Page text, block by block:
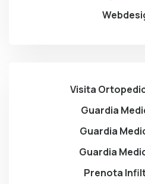
Visita
Guardia
Guardia
Guardia
Prenota